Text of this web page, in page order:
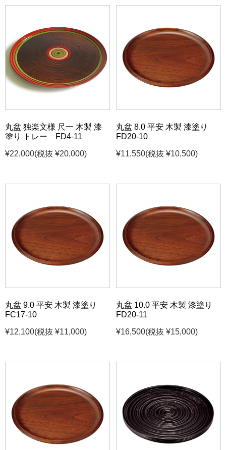
丸盆 独楽文様 尺一 木製 漆
塗り トレー FD4-11
¥22,000(税抜 ¥20,000)
丸盆 8.0 平安 木製 漆塗り
FD20-10
¥11,550(税抜 ¥10,500)
丸盆 9.0 平安 木製 漆塗り
FC17-10
¥12,100(税抜 ¥11,000)
丸盆 10.0 平安 木製 漆塗り
FD20-11
¥16,500(税抜 ¥15,000)